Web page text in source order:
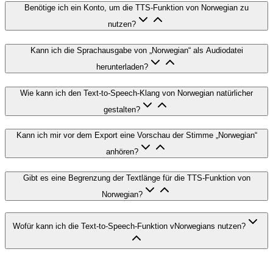
Benötige ich ein Konto, um die TTS-Funktion von Norwegian zu
nutzen?
Kann ich die Sprachausgabe von „Norwegian“ als Audiodatei
herunterladen?
Wie kann ich den Text-to-Speech-Klang von Norwegian natürlicher
gestalten?
Kann ich mir vor dem Export eine Vorschau der Stimme „Norwegian“
anhören?
Gibt es eine Begrenzung der Textlänge für die TTS-Funktion von
Norwegian?
Wofür kann ich die Text-to-Speech-Funktion vNorwegians nutzen?